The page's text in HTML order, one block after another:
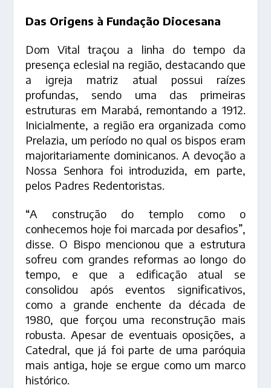
Das Origens à Fundação Diocesana
Dom Vital traçou a linha do tempo da
presença eclesial na região, destacando que
a igreja matriz atual possui raízes
profundas, sendo uma das primeiras
estruturas em Marabá, remontando a 1912.
Inicialmente, a região era organizada como
Prelazia, um período no qual os bispos eram
majoritariamente dominicanos. A devoção a
Nossa Senhora foi introduzida, em parte,
pelos Padres Redentoristas.
“A construção do templo como o
conhecemos hoje foi marcada por desafios”,
disse. O Bispo mencionou que a estrutura
sofreu com grandes reformas ao longo do
tempo, e que a edificação atual se
consolidou após eventos significativos,
como a grande enchente da década de
1980, que forçou uma reconstrução mais
robusta. Apesar de eventuais oposições, a
Catedral, que já foi parte de uma paróquia
mais antiga, hoje se ergue como um marco
histórico.